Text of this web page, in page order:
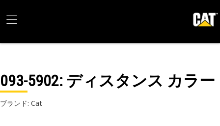
093-5902: ディスタンス カラー
ブランド: Cat